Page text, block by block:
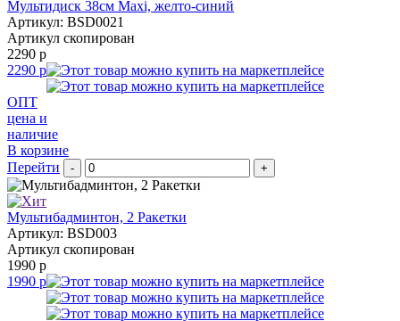
Мультидиск 38см Maxi, желто-синий
Артикул: BSD0021
Артикул скопирован
2290 р
2290 р
ОПТ
цена и
наличие
В корзине
Перейти
- +
Мультибадминтон, 2 Ракетки
Артикул: BSD003
Артикул скопирован
1990 р
1990 р